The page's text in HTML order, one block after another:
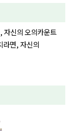
자신의 오의카운트
라면, 자신의